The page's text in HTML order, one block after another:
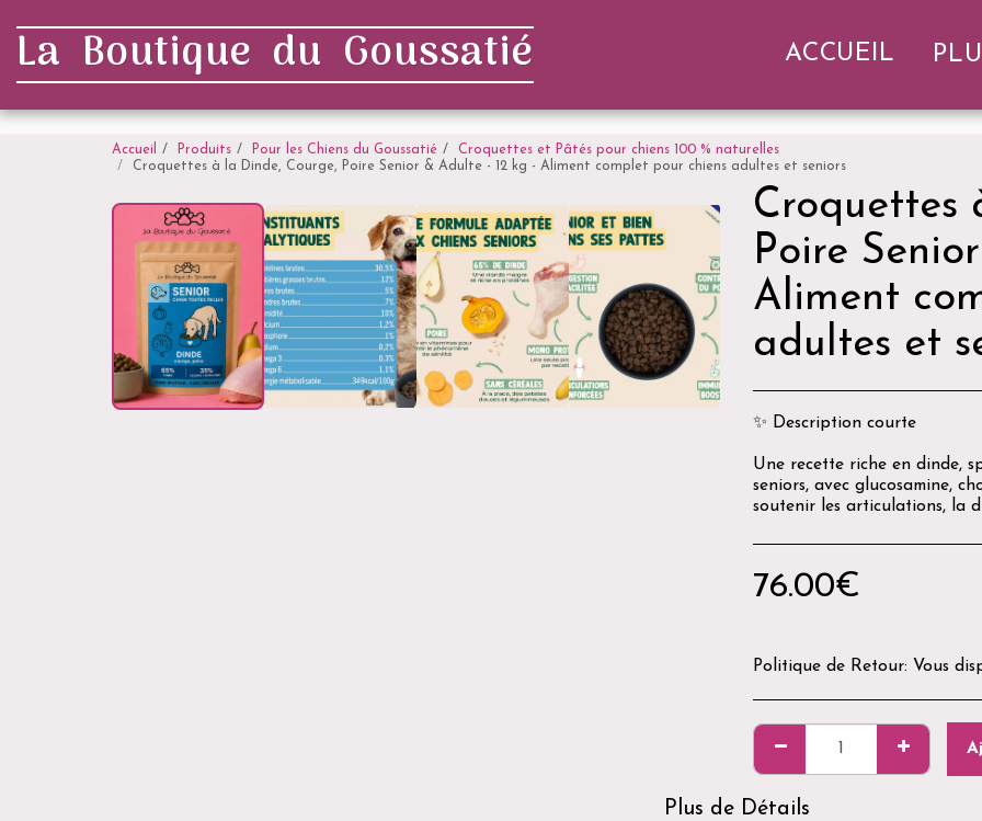
La Boutique du Goussatié ACCUEIL
Accueil Produits Pour les Chiens du Goussatié
Croquettes et Pâtés pour chiens 100 % naturelles
Croquettes à la Dinde, Courge, Poire Senior & Adulte - 12 kg - Aliment complet pour chiens adultes et seniors
Croquettes
Poire
Aliment
adultes et
✨ Description courte
Une recette riche en dinde,
seniors, avec glucosamine,
soutenir les articulations, la
76.00€
Politique de Retour: Vous disposez d&#039;un délai de 14 jours après réception de votre commande pour demander un retour. Les produits doivent être neufs, non utilisés, non ouverts et dans leur emballage d&#039;origine. Pour des raisons
Plus de Détails